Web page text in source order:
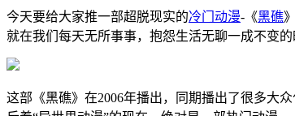
今天要给大家推一部超脱现实的冷门动漫-《黑礁
就在我们每天无所事事，抱怨生活无聊一成不变
这部《黑礁》在2006年播出，同期播出了很多大